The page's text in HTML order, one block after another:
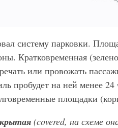
систему парковки.
Кратковременная
или провожать
пробудет на ней менее
площадки
крытая (covered, на схеме